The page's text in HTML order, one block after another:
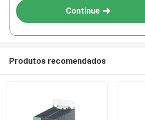
Continue
Produtos recomendados